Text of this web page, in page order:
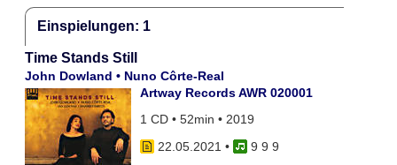
Einspielungen: 1
Time Stands Still
John Dowland • Nuno Côrte-Real
Artway Records AWR 020001
1 CD • 52min • 2019
22.05.2021 •
9 9 9